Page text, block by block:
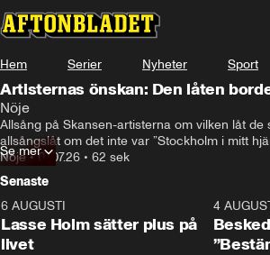
Hem Serier Nyheter Sport
Artisternas önskan: Den låten
Nöje
Allsång på Skansen-artisterna om vilken låt de
allsångslåt om det inte var ”Stockholm i mitt
Nöje•07.07.26 • 62 sek
Se mer
Senaste
6 AUGUSTI
Lasse Holm sätter plus på
livet
4